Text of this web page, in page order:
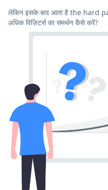
लेकिन इसके बाद आता है the
अधिक विज़िटर्स का समर्थन कैसे करें?